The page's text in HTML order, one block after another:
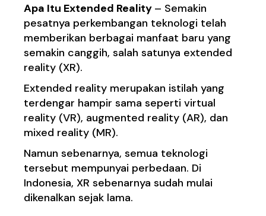
Apa Itu Extended Reality – Semakin
pesatnya perkembangan teknologi telah
memberikan berbagai manfaat baru yang
semakin canggih, salah satunya extended
reality (XR).
Extended reality merupakan istilah yang
terdengar hampir sama seperti virtual
reality (VR), augmented reality (AR), dan
mixed reality (MR).
Namun sebenarnya, semua teknologi
tersebut mempunyai perbedaan. Di
Indonesia, XR sebenarnya sudah mulai
dikenalkan sejak lama.